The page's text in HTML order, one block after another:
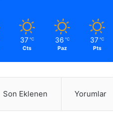
37 ℃
Cts
36 ℃
Paz
37 ℃
Pts
Son Eklenen Yorumlar